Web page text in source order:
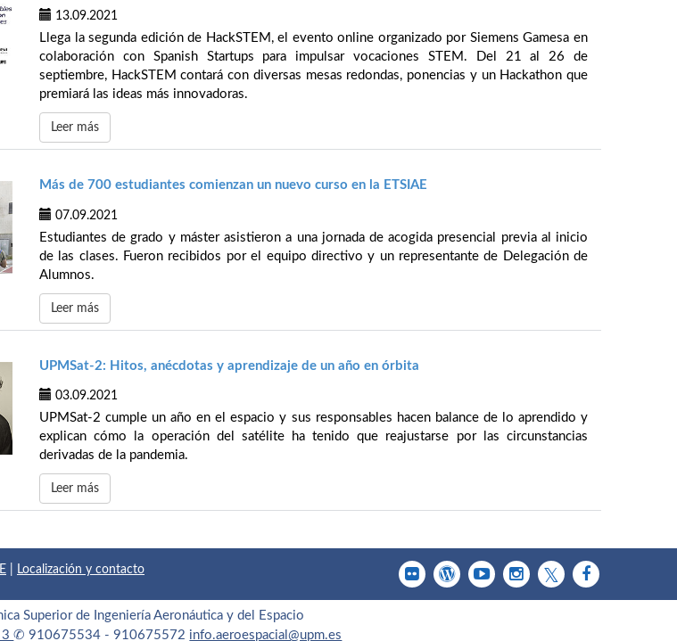
13.09.2021
Llega la segunda edición de HackSTEM, el evento online organizado por Siemens Gamesa en
colaboración con Spanish Startups para impulsar vocaciones STEM. Del 21 al 26 de
septiembre, HackSTEM contará con diversas mesas redondas, ponencias y un Hackathon que
premiará las ideas más innovadoras.
Leer más
Más de 700 estudiantes comienzan un nuevo curso en la ETSIAE
07.09.2021
Estudiantes de grado y máster asistieron a una jornada de acogida presencial previa al inicio
de las clases. Fueron recibidos por el equipo directivo y un representante de Delegación de
Alumnos.
Leer más
UPMSat-2: Hitos, anécdotas y aprendizaje de un año en órbita
03.09.2021
UPMSat-2 cumple un año en el espacio y sus responsables hacen balance de lo aprendido y
explican cómo la operación del satélite ha tenido que reajustarse por las circunstancias
derivadas de la pandemia.
Leer más
Localización y contacto
Superior de Ingeniería Aeronáutica y del Espacio
3✆ 910675534 - 910675572 info.aeroespacial@upm.es